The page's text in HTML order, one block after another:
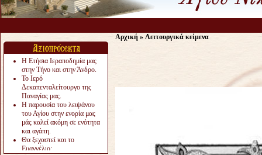
Η Ετήσια Ιεραποδημία μας
στην Τήνο και στην Άνδρο.
Το Ιερό
Δεκαπενταλείτουργο της
Παναγίας μας.
Η παρουσία του λειψάνου
του Αγίου στην ενορία μας
μάς καλεί ακόμη σε ενότητα
και αγάπη.
Θα ξεχαστεί και το
Ευαγγέλιο;
Αρχική » Λειτουργικά κείμενα